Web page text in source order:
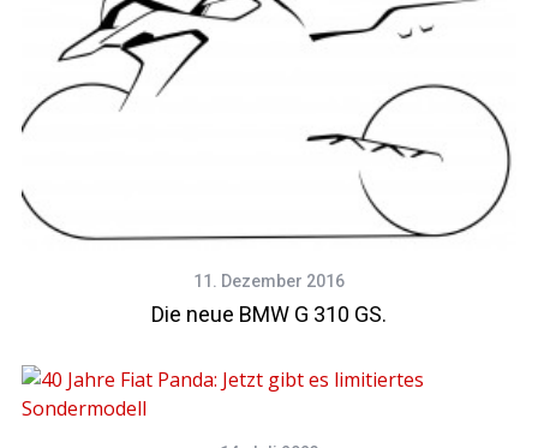
11. Dezember 2016
Die neue BMW G 310 GS.